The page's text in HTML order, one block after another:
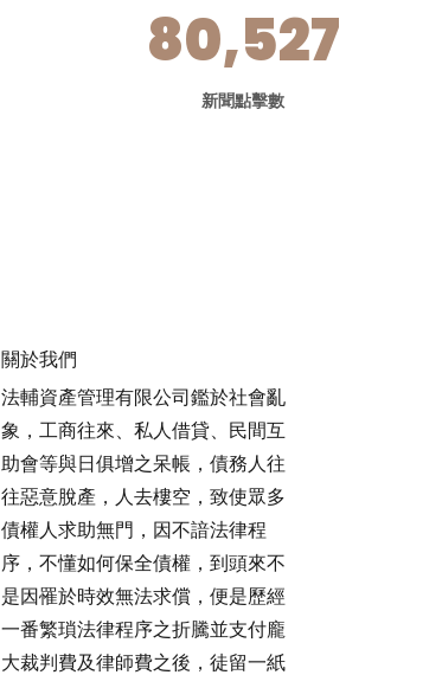
80,527
新聞點擊數
關於我們
法輔資產管理有限公司鑑於社會亂
象，工商往來、私人借貸、民間互
助會等與日俱增之呆帳，債務人往
往惡意脫產，人去樓空，致使眾多
債權人求助無門，因不諳法律程
序，不懂如何保全債權，到頭來不
是因罹於時效無法求償，便是歷經
一番繁瑣法律程序之折騰並支付龐
大裁判費及律師費之後，徒留一紙